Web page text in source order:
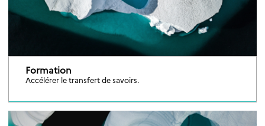
Formation
Accélérer le transfert de savoirs.